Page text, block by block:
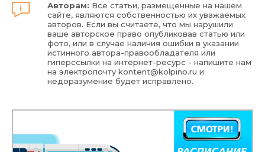
Авторам: Все статьи, размещенные на нашем
сайте, являются собственностью их уважаемых
авторов. Если вы считаете, что мы нарушили
ваше авторское право опубликовав статью или
фото, или в случае наличия ошибки в указании
истинного автора-правообладателя или
гиперссылки на интернет-ресурс - напишите нам
на электропочтуkontent@kolpino.ru и
недоразумение будет исправлено.